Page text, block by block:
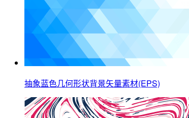
抽象蓝色几何形状背景矢量素材(EPS)